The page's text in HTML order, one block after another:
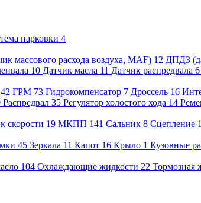
парковки 4
массового расхода воздуха, MAF) 12 ДПДЗ
10 Датчик масла 11 Датчик распредвала 6
42 ГРМ 73 Гидрокомпенсатор 7 Дроссель 16
Распредвал 35 Регулятор холостого хода 14
скорости 19 МКПП 141 Сальник 8 Сцепление
45 Зеркала 11 Капот 16 Крыло 1 Кузовные
104 Охлаждающие жидкости 22 Тормозная